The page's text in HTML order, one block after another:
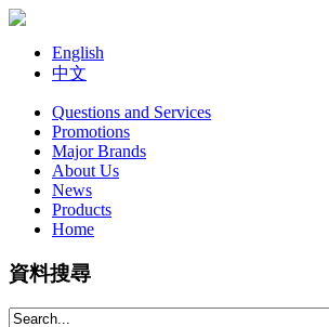
English
中文
Questions and Services
Promotions
Major Brands
About Us
News
Products
Home
資料搜尋